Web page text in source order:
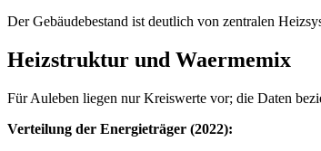
Der Gebäudebestand ist deutlich von zentralen
Heizstruktur und Waermemix
Für Auleben liegen nur Kreiswerte vor; die Daten
Verteilung der Energieträger (2022):